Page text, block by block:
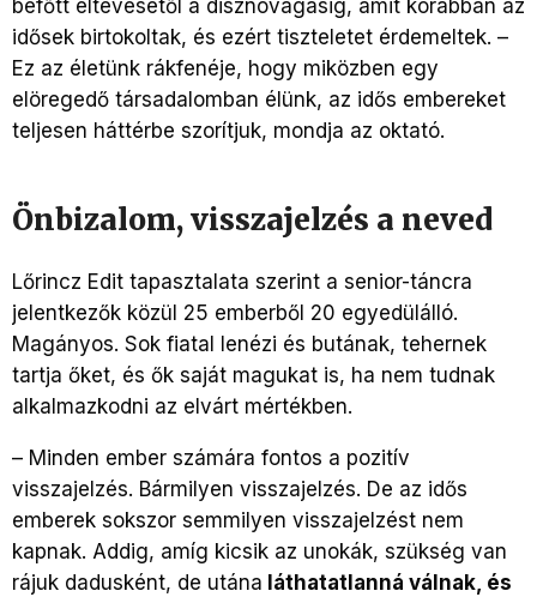
befőtt eltevésétől a disznóvágásig, amit korábban az
idősek birtokoltak, és ezért tiszteletet érdemeltek. –
Ez az életünk rákfenéje, hogy miközben egy
elöregedő társadalomban élünk, az idős embereket
teljesen háttérbe szorítjuk, mondja az oktató.
Önbizalom, visszajelzés a neved
Lőrincz Edit tapasztalata szerint a senior-táncra
jelentkezők közül 25 emberből 20 egyedülálló.
Magányos. Sok fiatal lenézi és butának, tehernek
tartja őket, és ők saját magukat is, ha nem tudnak
alkalmazkodni az elvárt mértékben.
– Minden ember számára fontos a pozitív
visszajelzés. Bármilyen visszajelzés. De az idős
emberek sokszor semmilyen visszajelzést nem
kapnak. Addig, amíg kicsik az unokák, szükség van
rájuk dadusként, de utána láthatatlanná válnak, és